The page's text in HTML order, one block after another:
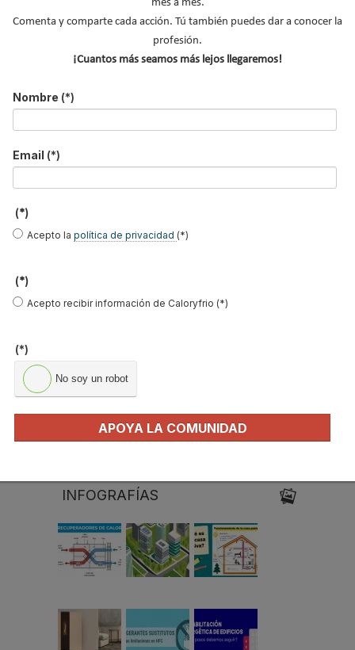
Milagros Sanz
INFOGRAFÍAS
mes a mes.
Comenta y comparte cada acción. Tú también puedes dar a conocer la
profesión.
¡Cuantos más seamos más lejos llegaremos!
Nombre (*)
Email (*)
(*)
Acepto la política de privacidad (*)
(*)
Acepto recibir información de Caloryfrio (*)
(*)
No soy un robot
APOYA LA COMUNIDAD